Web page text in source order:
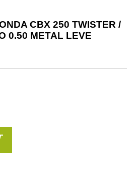
CBX 250 TWISTER /
0.50 METAL LEVE